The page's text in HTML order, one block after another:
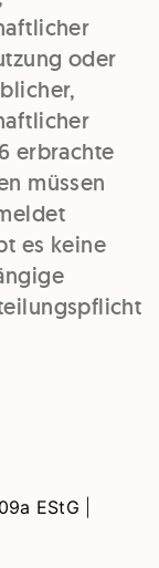
oder
erbrachte
müssen
es keine
EStG